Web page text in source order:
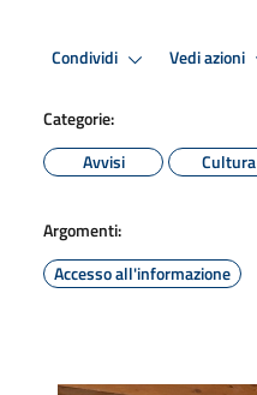
Condividi Vedi azioni
Categorie:
Avvisi
Cultura
Argomenti:
Accesso all'informazione